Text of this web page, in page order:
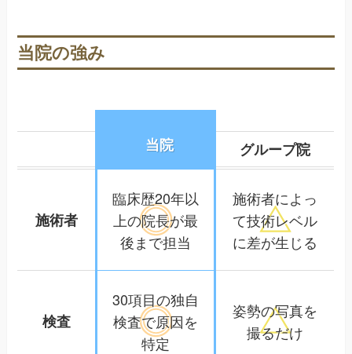
当院の強み
当院 グループ院
施術者
臨床歴20年以
上の院長が最
後まで担当
施術者によっ
て技術レベル
に差が生じる
検査
30項目の独自
検査で原因を
特定
姿勢の写真を
撮るだけ